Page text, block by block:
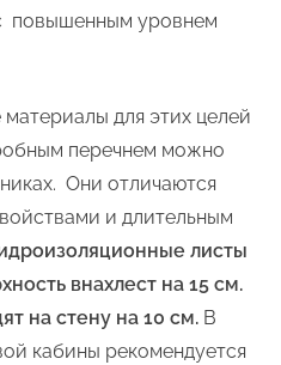
повышенным уровнем
для этих целей
перечнем можно
Они отличаются
и длительным
листы
внахлест на 15 см.
на стену на 10 см. В
кабины рекомендуется